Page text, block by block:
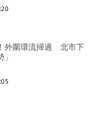
外圍環流掃過 北市下